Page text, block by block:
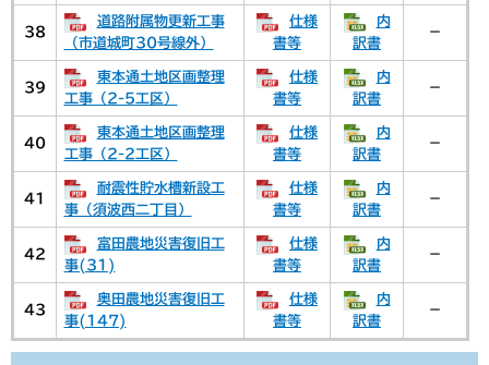
38
道路附属物更新工事
（市道城町30号線外）
仕様
書等
内
訳書
－
39
東本通土地区画整理
工事（2-5工区）
仕様
書等
内
訳書
－
40
東本通土地区画整理
工事（2-2工区）
仕様
書等
内
訳書
－
41
耐震性貯水槽新設工
事（須波西二丁目）
仕様
書等
内
訳書
－
42
富田農地災害復旧工
事(31)
仕様
書等
内
訳書
－
43
奥田農地災害復旧工
事(147)
仕様
書等
内
訳書
－